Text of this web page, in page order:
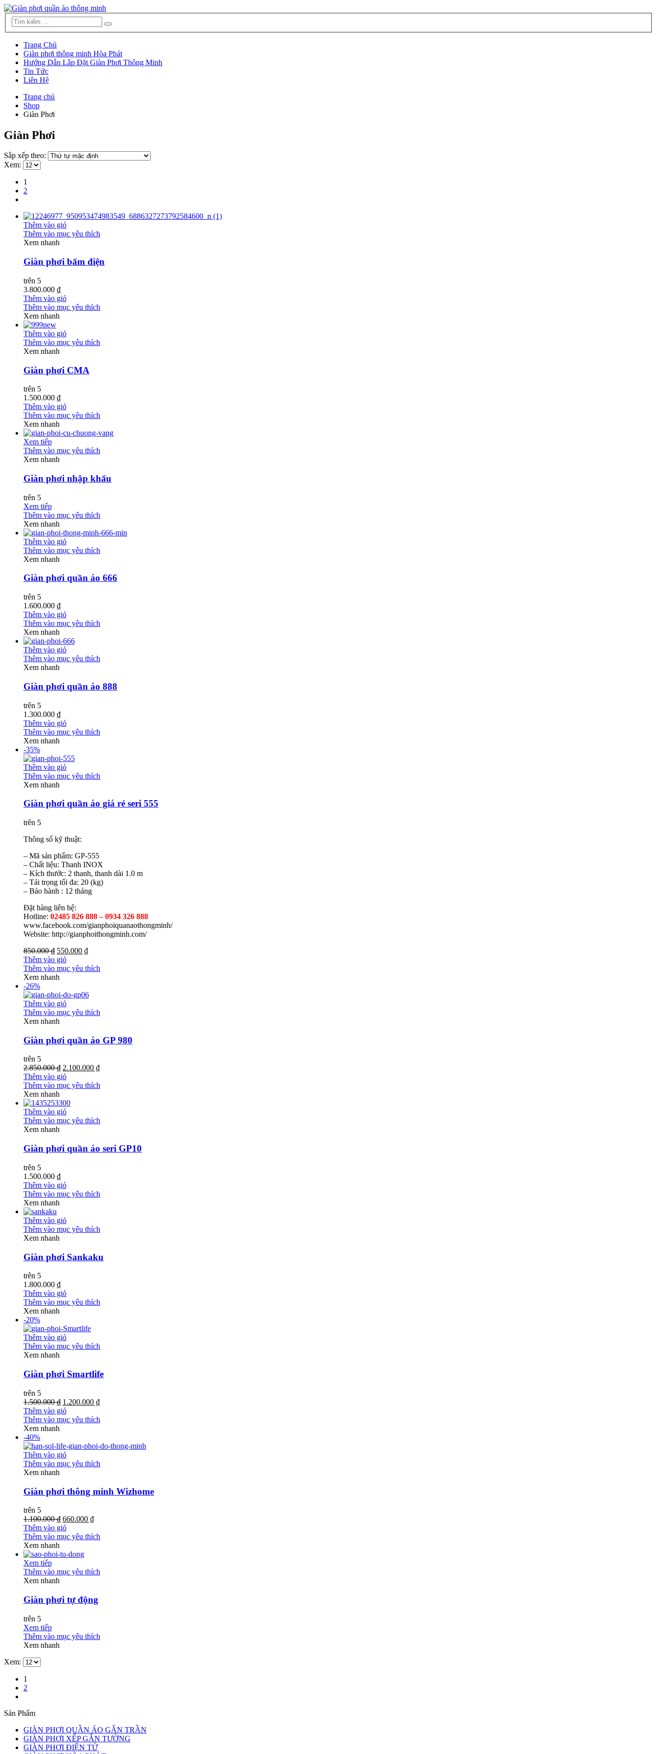
Trang Chủ
Giàn phơi thông minh Hòa Phát
Hướng Dẫn Lắp Đặt Giàn Phơi Thông Minh
Tin Tức
Liên Hệ
Trang chủ
Shop
Giàn Phơi
Giàn Phơi
Sắp xếp theo:
Xem:
1
2
Thêm vào giỏ
Thêm vào mục yêu thích
Xem nhanh
Giàn phơi bấm điện
trên 5
3.800.000 ₫
Thêm vào giỏ
Thêm vào mục yêu thích
Xem nhanh
Thêm vào giỏ
Thêm vào mục yêu thích
Xem nhanh
Giàn phơi CMA
trên 5
1.500.000 ₫
Thêm vào giỏ
Thêm vào mục yêu thích
Xem nhanh
Xem tiếp
Thêm vào mục yêu thích
Xem nhanh
Giàn phơi nhập khẩu
trên 5
Xem tiếp
Thêm vào mục yêu thích
Xem nhanh
Thêm vào giỏ
Thêm vào mục yêu thích
Xem nhanh
Giàn phơi quần áo 666
trên 5
1.600.000 ₫
Thêm vào giỏ
Thêm vào mục yêu thích
Xem nhanh
Thêm vào giỏ
Thêm vào mục yêu thích
Xem nhanh
Giàn phơi quần áo 888
trên 5
1.300.000 ₫
Thêm vào giỏ
Thêm vào mục yêu thích
Xem nhanh
-35%
Thêm vào giỏ
Thêm vào mục yêu thích
Xem nhanh
Giàn phơi quần áo giá rẻ seri 555
trên 5
Thông số kỹ thuật:
– Mã sản phẩm: GP-555
– Chất liệu: Thanh INOX
– Kích thước: 2 thanh, thanh dài 1.0 m
– Tải trọng tối đa: 20 (kg)
– Bảo hành : 12 tháng
Đặt hàng liên hệ:
Hotline: 02485 826 888 – 0934 326 888
www.facebook.com/gianphoiquanaothongminh/
Website: http://gianphoithongminh.com/
850.000 ₫ 550.000 ₫
Thêm vào giỏ
Thêm vào mục yêu thích
Xem nhanh
-26%
Thêm vào giỏ
Thêm vào mục yêu thích
Xem nhanh
Giàn phơi quần áo GP 980
trên 5
2.850.000 ₫ 2.100.000 ₫
Thêm vào giỏ
Thêm vào mục yêu thích
Xem nhanh
Thêm vào giỏ
Thêm vào mục yêu thích
Xem nhanh
Giàn phơi quần áo seri GP10
trên 5
1.500.000 ₫
Thêm vào giỏ
Thêm vào mục yêu thích
Xem nhanh
Thêm vào giỏ
Thêm vào mục yêu thích
Xem nhanh
Giàn phơi Sankaku
trên 5
1.800.000 ₫
Thêm vào giỏ
Thêm vào mục yêu thích
Xem nhanh
-20%
Thêm vào giỏ
Thêm vào mục yêu thích
Xem nhanh
Giàn phơi Smartlife
trên 5
1.500.000 ₫ 1.200.000 ₫
Thêm vào giỏ
Thêm vào mục yêu thích
Xem nhanh
-40%
Thêm vào giỏ
Thêm vào mục yêu thích
Xem nhanh
Giàn phơi thông minh Wizhome
trên 5
1.100.000 ₫ 660.000 ₫
Thêm vào giỏ
Thêm vào mục yêu thích
Xem nhanh
Xem tiếp
Thêm vào mục yêu thích
Xem nhanh
Giàn phơi tự động
trên 5
Xem tiếp
Thêm vào mục yêu thích
Xem nhanh
Xem:
1
2
Sản Phẩm
GIÀN PHƠI QUẦN ÁO GẮN TRẦN
GIÀN PHƠI XẾP GẮN TƯỜNG
GIÀN PHƠI ĐIỆN TỬ